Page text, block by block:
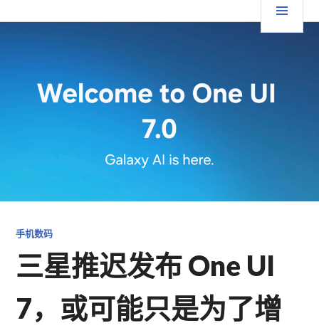
至 TGFC LIFESTYLE
手机数码
三星推迟发布 One UI
7，或可能只是为了增